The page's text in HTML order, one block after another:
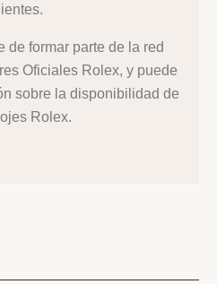
de formar parte de la red
Oficiales Rolex, y puede
sobre la disponibilidad de
Rolex.